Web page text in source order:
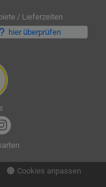
/ Lieferzeiten
hier überprüfen
Cookies anpassen